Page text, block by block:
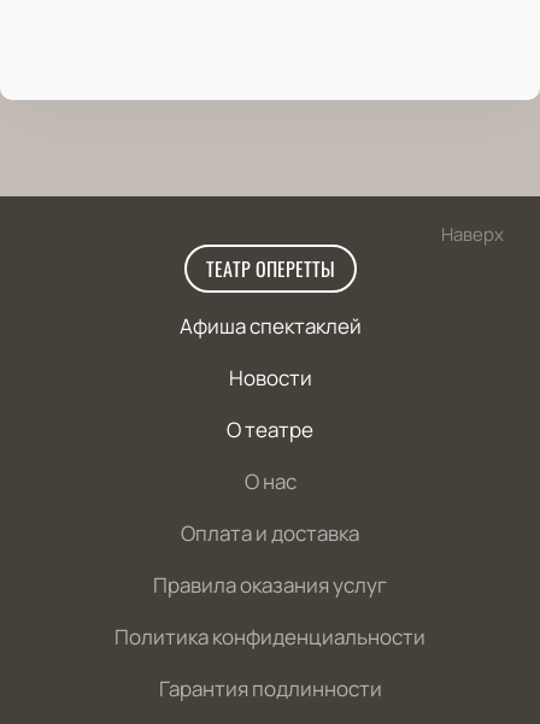
Наверх
ТЕАТР ОПЕРЕТТЫ
Афиша спектаклей
Новости
О театре
О нас
Оплата и доставка
Правила оказания услуг
Политика конфиденциальности
Гарантия подлинности